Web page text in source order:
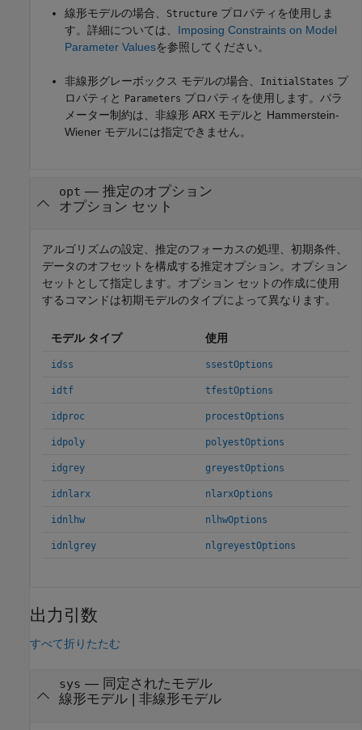
線形モデルの場合、 Structure プロパティを使用しま
す。詳細については、 Imposing Constraints on Model
Parameter Valuesを参照してください。
非線形グレーボックス モデルの場合、 InitialStates プ
ロパティと
Parameters プロパティを使用します。パラ
メーター制約は、非線形 ARX モデルと Hammerstein-
Wiener モデルには指定できません。
opt — 推定のオプション
オプション セット
アルゴリズムの設定、推定のフォーカスの処理、初期条件、
データのオフセットを構成する推定オプション。オプション
セットとして指定します。オプション セットの作成に使用
するコマンドは初期モデルのタイプによって異なります。
モデル タイプ 使用
idss ssestOptions
idtf tfestOptions
idproc procestOptions
idpoly polyestOptions
idgrey greyestOptions
idnlarx nlarxOptions
idnlhw nlhwOptions
idnlgrey nlgreyestOptions
出力引数
すべて折りたたむ
sys — 同定されたモデル
線形モデル | 非線形モデル